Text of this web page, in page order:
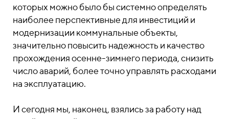
которых можно было бы системно определять
наиболее перспективные для инвестиций и
модернизации коммунальные объекты,
значительно повысить надежность и качество
прохождения осенне-зимнего периода, снизить
число аварий, более точно управлять расходами
на эксплуатацию.
И сегодня мы, наконец, взялись за работу над